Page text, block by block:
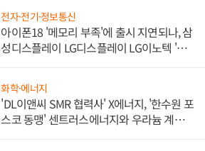
전자·전기·정보통신
아이폰18 '메모리 부족'에 출시 지연되나, 삼
성디스플레이 LG디스플레이 LG이노텍 '탈
화학·에너지
'DL이앤씨 SMR 협력사' X에너지, '한수원 포
스코 동맹' 센트러스에너지와 우라늄 계약